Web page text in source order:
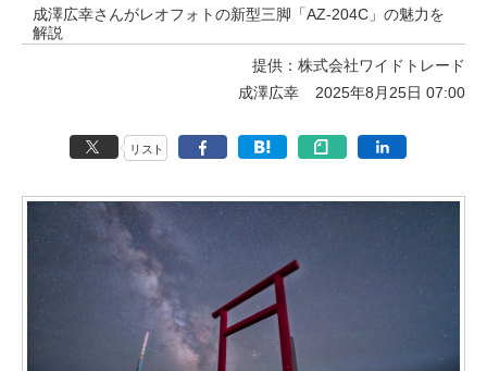
成澤広幸さんがレオフォトの新型三脚「AZ-204C」の魅力を
解説
提供：株式会社ワイドトレード
成澤広幸
2025年8月25日 07:00
リスト